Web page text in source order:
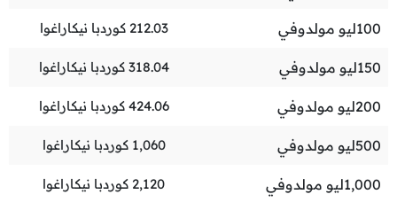
100ليو مولدوفي 212.03 كوردبا نيكاراغوا
150ليو مولدوفي 318.04 كوردبا نيكاراغوا
200ليو مولدوفي 424.06 كوردبا نيكاراغوا
500ليو مولدوفي 1,060 كوردبا نيكاراغوا
1,000ليو مولدوفي 2,120 كوردبا نيكاراغوا